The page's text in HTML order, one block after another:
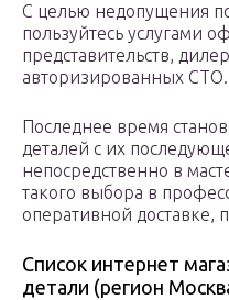
С целью недопущения
пользуйтесь услугами
представительств,
авторизированных СТО.
Последнее время
деталей с их
непосредственно в
такого выбора в
оперативной доставке,
Список интернет
детали (регион